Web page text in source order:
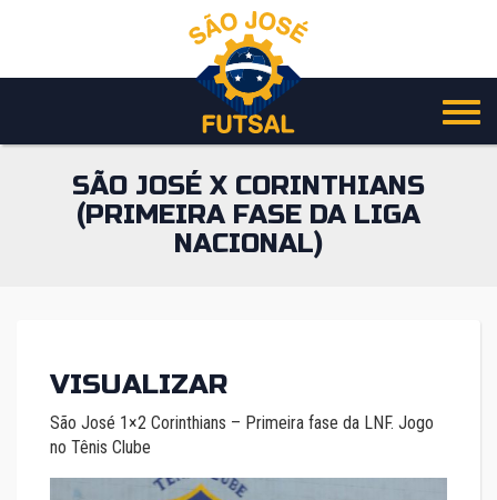
o
SÃO JOSÉ X CORINTHIANS
(PRIMEIRA FASE DA LIGA
NACIONAL)
VISUALIZAR
São José 1×2 Corinthians – Primeira fase da LNF. Jogo
no Tênis Clube